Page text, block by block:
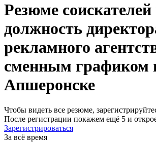
Резюме соискателей
должность
рекламного
сменным графиком
Апшеронске
Чтобы видеть все резюме,
После регистрации покажем ещё 5 и
Зарегистрироваться
За всё время